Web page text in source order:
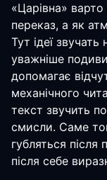
«Царівна»
переказ, а як
Тут ідеї
уважніше
допомагає
механічного
текст звучить
смисли. Саме
губляться
після себе